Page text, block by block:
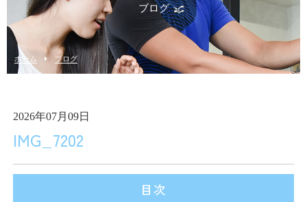
ブログ
ホーム ブログ
2026年07月09日
IMG_7202
目次